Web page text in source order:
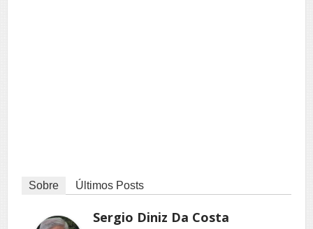
Sobre Últimos Posts
Sergio Diniz Da Costa